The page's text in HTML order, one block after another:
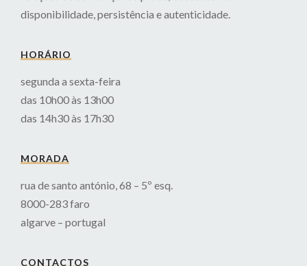
disponibilidade, persistência e autenticidade.
HORÁRIO
segunda a sexta-feira
das 10h00 às 13h00
das 14h30 às 17h30
MORADA
rua de santo antónio, 68 – 5º esq.
8000-283 faro
algarve – portugal
CONTACTOS